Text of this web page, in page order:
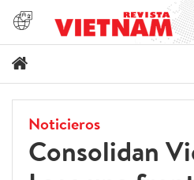
Noticieros
Consolidan